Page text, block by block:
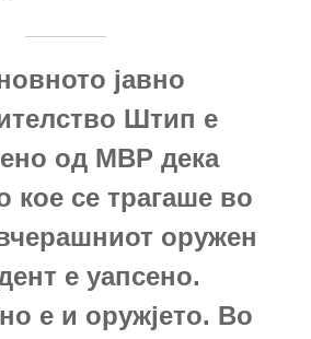
јавно
Штип е
од МВР дека
кое се трагаше во
оружен
е уапсено.
е и оружјето. Во